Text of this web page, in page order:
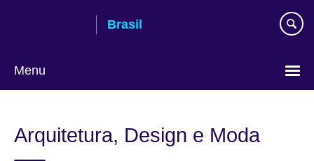
Brasil
Menu
language
Arquitetura, Design e Moda